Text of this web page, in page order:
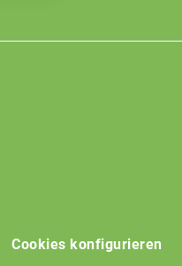
Cookies konfigurieren